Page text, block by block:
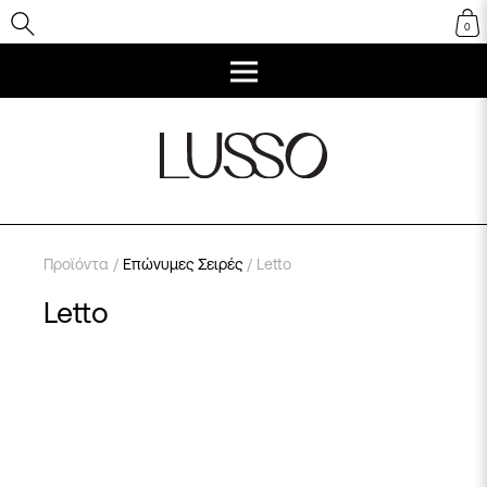
0
Προϊόντα / Επώνυμες Σειρές / Letto
Letto